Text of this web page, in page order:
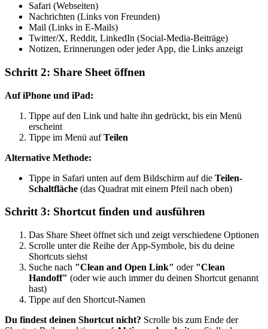
Safari (Webseiten)
Nachrichten (Links von Freunden)
Mail (Links in E-Mails)
Twitter/X, Reddit, LinkedIn (Social-Media-Beiträge)
Notizen, Erinnerungen oder jeder App, die Links anzeigt
Schritt 2: Share Sheet öffnen
Auf iPhone und iPad:
Tippe auf den Link und halte ihn gedrückt, bis ein Menü
erscheint
Tippe im Menü aufTeilen
Alternative Methode:
Tippe in Safari unten auf dem Bildschirm auf die Teilen-
Schaltfläche (das Quadrat mit einem Pfeil nach oben)
Schritt 3: Shortcut finden und ausführen
Das Share Sheet öffnet sich und zeigt verschiedene Optionen
Scrolle unter die Reihe der App-Symbole, bis du deine
Shortcuts siehst
Suche nach "Clean and Open Link" oder "Clean
Handoff" (oder wie auch immer du deinen Shortcut genannt
hast)
Tippe auf den Shortcut-Namen
Du findest deinen Shortcut nicht? Scrolle bis zum Ende der